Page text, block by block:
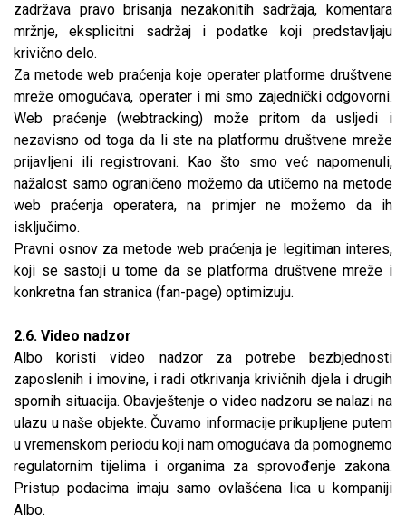
zadržava pravo brisanja nezakonitih sadržaja, komentara
mržnje, eksplicitni sadržaj i podatke koji predstavljaju
krivično delo.
Za metode web praćenja koje operater platforme društvene
mreže omogućava, operater i mi smo zajednički odgovorni.
Web praćenje (webtracking) može pritom da usljedi i
nezavisno od toga da li ste na platformu društvene mreže
prijavljeni ili registrovani. Kao što smo već napomenuli,
nažalost samo ograničeno možemo da utičemo na metode
web praćenja operatera, na primjer ne možemo da ih
isključimo.
Pravni osnov za metode web praćenja je legitiman interes,
koji se sastoji u tome da se platforma društvene mreže i
konkretna fan stranica (fan-page) optimizuju.
2.6. Video nadzor
Albo koristi video nadzor za potrebe bezbjednosti
zaposlenih i imovine, i radi otkrivanja krivičnih djela i drugih
spornih situacija. Obavještenje o video nadzoru se nalazi na
ulazu u naše objekte. Čuvamo informacije prikupljene putem
u vremenskom periodu koji nam omogućava da pomognemo
regulatornim tijelima i organima za sprovođenje zakona.
Pristup podacima imaju samo ovlašćena lica u kompaniji
Albo.